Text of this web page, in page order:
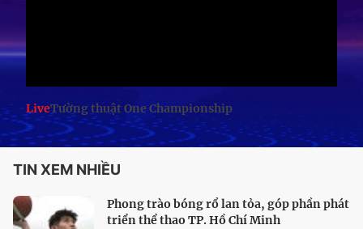
LiveTường thuật One Championship
TIN XEM NHIỀU
Phong trào bóng rổ lan tỏa, góp phần phát
triển thể thao TP. Hồ Chí Minh